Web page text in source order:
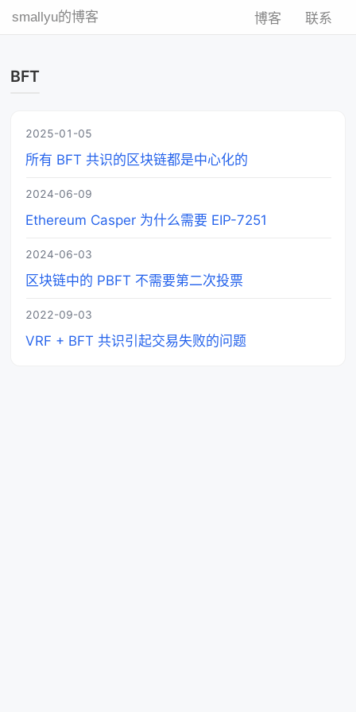
smallyu的博客 博客 联系
BFT
2025-01-05
所有 BFT 共识的区块链都是中心化的
2024-06-09
Ethereum Casper 为什么需要 EIP-7251
2024-06-03
区块链中的 PBFT 不需要第二次投票
2022-09-03
VRF + BFT 共识引起交易失败的问题